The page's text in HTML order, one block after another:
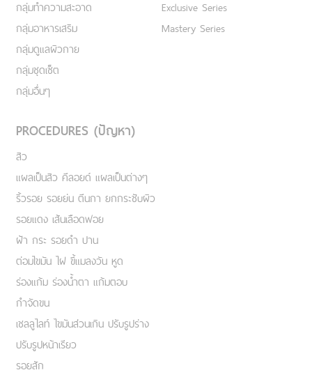
กลุ่มทำความสะอาด
กลุ่มอาหารเสริม
กลุ่มดูแลผิวกาย
กลุ่มชุดเซ็ต
กลุ่มอื่นๆ
Exclusive Series
Mastery Series
PROCEDURES (ปัญหา)
สิว
แผลเป็นสิว คีลอยด์ แผลเป็นต่างๆ
ริ้วรอย รอยย่น ตีนกา ยกกระชับผิว
รอยแดง เส้นเลือดฟอย
ฝ้า กระ รอยดำ ปาน
ต่อมไขมัน ไฝ ขี้แมลงวัน หูด
ร่องแก้ม ร่องน้ำตา แก้มตอบ
กำจัดขน
เชลลูไลท์ ไขมันส่วนเกิน ปรับรูปร่าง
ปรับรูปหน้าเรียว
รอยสัก